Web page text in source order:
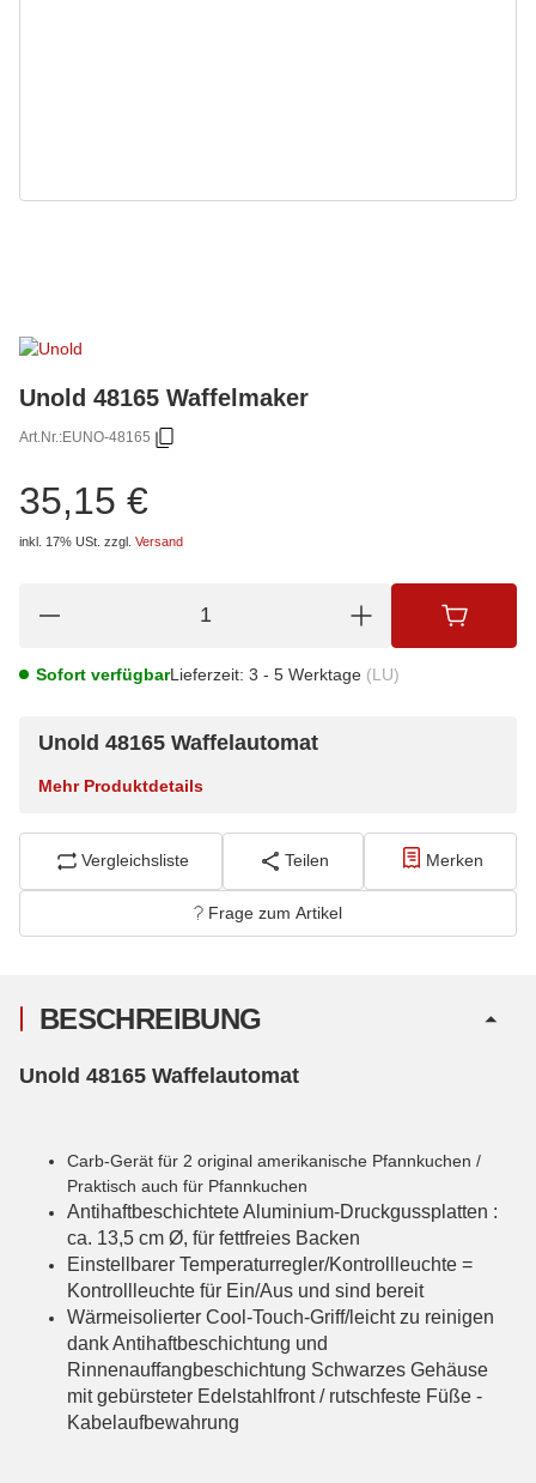
Unold 48165 Waffelmaker
Art.Nr.:EUNO-48165
35,15 €
inkl. 17% USt. zzgl. Versand
Sofort verfügbarLieferzeit: 3 - 5 Werktage (LU)
Unold 48165 Waffelautomat
Mehr Produktdetails
Vergleichsliste Teilen Merken
Frage zum Artikel
BESCHREIBUNG
Unold 48165 Waffelautomat
Carb-Gerät für 2 original amerikanische Pfannkuchen /
Praktisch auch für Pfannkuchen
Antihaftbeschichtete Aluminium-Druckgussplatten :
ca. 13,5 cm Ø, für fettfreies Backen
Einstellbarer Temperaturregler/Kontrollleuchte =
Kontrollleuchte für Ein/Aus und sind bereit
Wärmeisolierter Cool-Touch-Griff/leicht zu reinigen
dank Antihaftbeschichtung und
Rinnenauffangbeschichtung Schwarzes Gehäuse
mit gebürsteter Edelstahlfront / rutschfeste Füße -
Kabelaufbewahrung